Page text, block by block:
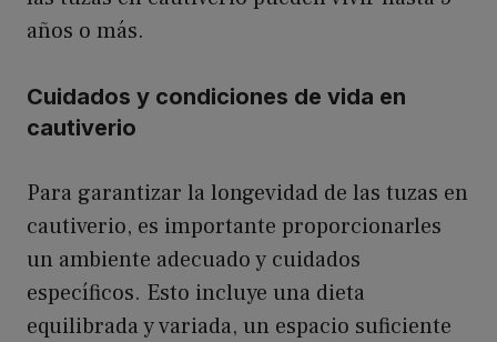
años o más.
Cuidados y condiciones de vida en
cautiverio
Para garantizar la longevidad de las tuzas en
cautiverio, es importante proporcionarles
un ambiente adecuado y cuidados
específicos. Esto incluye una dieta
equilibrada y variada, un espacio suficiente